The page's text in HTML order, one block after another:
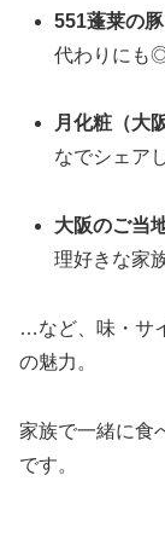
551蓬莱の豚
代わりにも
月化粧（大
なでシェア
大阪のご当
理好きな家
…など、味・サ
の魅力。
家族で一緒に食
です。